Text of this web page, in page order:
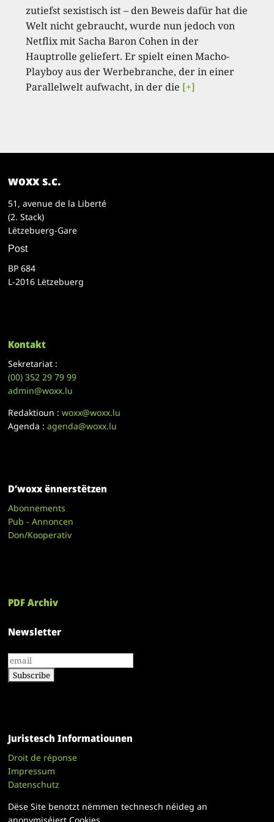
zutiefst sexistisch ist – den Beweis dafür hat die
Welt nicht gebraucht, wurde nun jedoch von
Netflix mit Sacha Baron Cohen in der
Hauptrolle geliefert. Er spielt einen Macho-
Playboy aus der Werbebranche, der in einer
Parallelwelt aufwacht, in der die [+]
woxx s.c.
51, avenue de la Liberté
(2. Stack)
Lëtzebuerg-Gare
Post
BP 684
L-2016 Lëtzebuerg
Kontakt
Sekretariat :
(00)352 29 79 99
admin@woxx.lu
Redaktioun :woxx@woxx.lu
Agenda :agenda@woxx.lu
D’woxx ënnerstëtzen
Abonnements
Pub - Annoncen
Don/Kooperativ
PDF Archiv
Newsletter
Juristesch Informatiounen
Droit de réponse
Impressum
Datenschutz
Dëse Site benotzt nëmmen technesch néideg an